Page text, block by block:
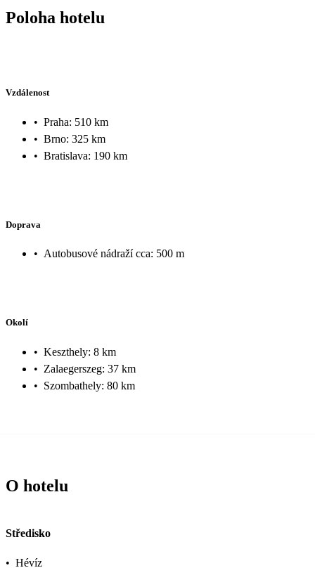
Poloha hotelu
Vzdálenost
• Praha: 510 km
• Brno: 325 km
• Bratislava: 190 km
Doprava
• Autobusové nádraží cca: 500 m
Okolí
• Keszthely: 8 km
• Zalaegerszeg: 37 km
• Szombathely: 80 km
O hotelu
Středisko
• Hévíz